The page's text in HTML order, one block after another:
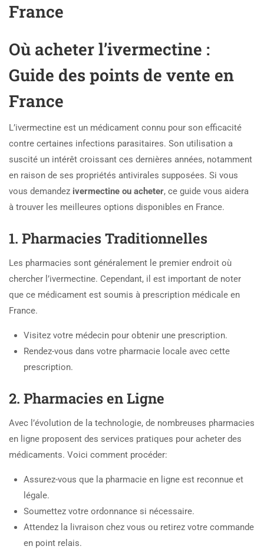
France
Où acheter l’ivermectine :
Guide des points de vente en
France
L’ivermectine est un médicament connu pour son efficacité
contre certaines infections parasitaires. Son utilisation a
suscité un intérêt croissant ces dernières années, notamment
en raison de ses propriétés antivirales supposées. Si vous
vous demandez ivermectine ou acheter, ce guide vous aidera
à trouver les meilleures options disponibles en France.
1. Pharmacies Traditionnelles
Les pharmacies sont généralement le premier endroit où
chercher l’ivermectine. Cependant, il est important de noter
que ce médicament est soumis à prescription médicale en
France.
Visitez votre médecin pour obtenir une prescription.
Rendez-vous dans votre pharmacie locale avec cette
prescription.
2. Pharmacies en Ligne
Avec l’évolution de la technologie, de nombreuses pharmacies
en ligne proposent des services pratiques pour acheter des
médicaments. Voici comment procéder:
Assurez-vous que la pharmacie en ligne est reconnue et
légale.
Soumettez votre ordonnance si nécessaire.
Attendez la livraison chez vous ou retirez votre commande
en point relais.